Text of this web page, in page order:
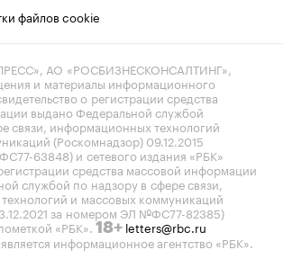
файлов cookie
АО «РОСБИЗНЕСКОНСАЛТИНГ»,
и материалы информационного
о регистрации средства
выдано Федеральной службой
связи, информационных технологий
(Роскомнадзор) 09.12.2015
63848) и сетевого издания «РБК»
средства массовой информации
службой по надзору в сфере связи,
и массовых коммуникаций
за номером ЭЛ №ФС77-82385)
«РБК». 18+ letters@rbc.ru
информационное агентство «РБК».